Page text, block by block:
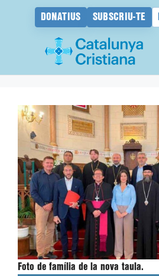
DONATIUS SUBSCRIU-TE
contingut
Foto de família de la nova taula.